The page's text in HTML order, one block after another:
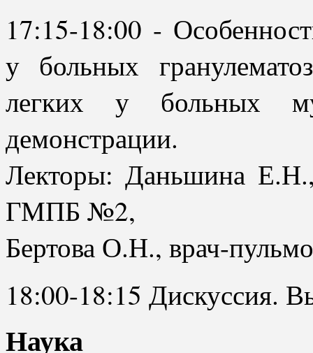
17:15-18:00 -
у больных
легких у больных
демонстрации.
Лекторы: Даньшина
ГМПБ №2,
Бертова О.Н., врач-
18:00-18:15 Дискуссия.
Наука